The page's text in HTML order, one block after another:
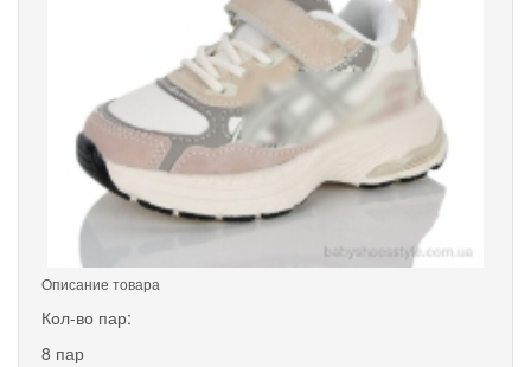
Описание товара
Кол-во пар:
8 пар